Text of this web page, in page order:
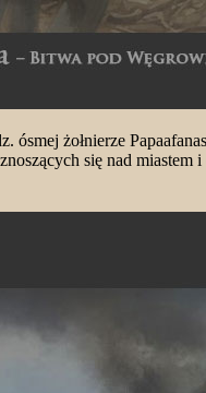
ósmej żołnierze
się nad miastem